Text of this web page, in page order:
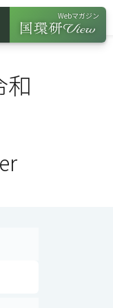
サイト内検索
検索
Webマガジン
（別ウインドウ